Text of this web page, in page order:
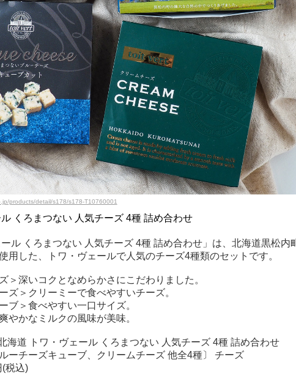
products/detail/s178/s178-T10760001
くろまつない 人気チーズ 4種 詰め合わせ
ール くろまつない 人気チーズ 4種 詰め合わせ」は、北海道黒松内町
用した、トワ・ヴェールで人気のチーズ4種類のセットです。
＞深いコクとなめらかさにこだわりました。
ズ＞クリーミーで食べやすいチーズ。
ブ＞食べやすい一口サイズ。
やかなミルクの風味が美味。
海道 トワ・ヴェール くろまつない 人気チーズ 4種 詰め合わせ
ーチーズキューブ、クリームチーズ 他全4種〕 チーズ
税込)